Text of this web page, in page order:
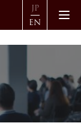
JP
EN